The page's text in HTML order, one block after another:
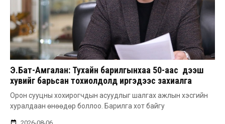
Э.Бат-Амгалан: Тухайн барилгынхаа 50-аас дээш
хувийг барьсан тохиолдолд иргэдээс захиалга
авдаг болгоно
Орон сууцны хохирогчдын асуудлыг шалгах ажлын хэсгийн
хуралдаан өнөөдөр боллоо. Барилга хот байгу